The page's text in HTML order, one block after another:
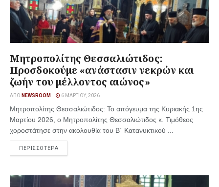
Μητροπολίτης Θεσσαλιώτιδος:
Προσδοκούμε «ανάστασιν νεκρών και
ζωήν του μέλλοντος αιώνος»
ΑΠΌ NEWSROOM 6 ΜΑΡΤΊΟΥ, 2026
Μητροπολίτης Θεσσαλιώτιδος: Το απόγευμα της Κυριακής 1ης
Μαρτίου 2026, ο Μητροπολίτης Θεσσαλιώτιδος κ. Τιμόθεος
χοροστάτησε στην ακολουθία του Β΄ Κατανυκτικού ...
ΠΕΡΙΣΣΟΤΕΡΑ